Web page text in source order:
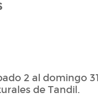
2 al domingo
de Tandil.